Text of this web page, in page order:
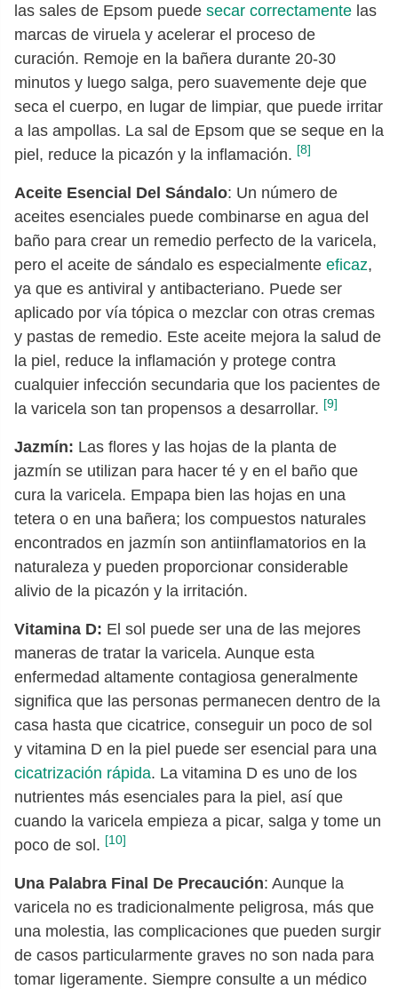
las sales de Epsom puede secar correctamente las
marcas de viruela y acelerar el proceso de
curación. Remoje en la bañera durante 20-30
minutos y luego salga, pero suavemente deje que
seca el cuerpo, en lugar de limpiar, que puede irritar
a las ampollas. La sal de Epsom que se seque en la
piel, reduce la picazón y la inflamación. [8]
Aceite Esencial Del Sándalo: Un número de
aceites esenciales puede combinarse en agua del
baño para crear un remedio perfecto de la varicela,
pero el aceite de sándalo es especialmente eficaz,
ya que es antiviral y antibacteriano. Puede ser
aplicado por vía tópica o mezclar con otras cremas
y pastas de remedio. Este aceite mejora la salud de
la piel, reduce la inflamación y protege contra
cualquier infección secundaria que los pacientes de
la varicela son tan propensos a desarrollar. [9]
Jazmín: Las flores y las hojas de la planta de
jazmín se utilizan para hacer té y en el baño que
cura la varicela. Empapa bien las hojas en una
tetera o en una bañera; los compuestos naturales
encontrados en jazmín son antiinflamatorios en la
naturaleza y pueden proporcionar considerable
alivio de la picazón y la irritación.
Vitamina D: El sol puede ser una de las mejores
maneras de tratar la varicela. Aunque esta
enfermedad altamente contagiosa generalmente
significa que las personas permanecen dentro de la
casa hasta que cicatrice, conseguir un poco de sol
y vitamina D en la piel puede ser esencial para una
cicatrización rápida. La vitamina D es uno de los
nutrientes más esenciales para la piel, así que
cuando la varicela empieza a picar, salga y tome un
poco de sol. [10]
Una Palabra Final De Precaución: Aunque la
varicela no es tradicionalmente peligrosa, más que
una molestia, las complicaciones que pueden surgir
de casos particularmente graves no son nada para
tomar ligeramente. Siempre consulte a un médico